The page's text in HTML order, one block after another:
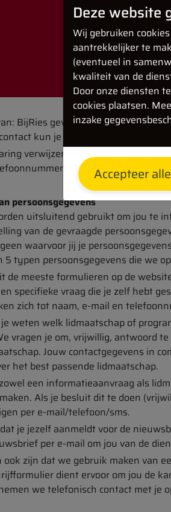
Deze website
Wij gebruiken
aantrekkelijker te
(eventueel in
kwaliteit van de
Door onze diensten
cookies plaatsen.
inzake
Accepteer
BijRies gevestigd aan de Bij
kun je mailen met
verwijzen naar
Dat doe je geheel
persoonsgegevens
uitsluitend gebruikt om jou te
van de gevraagde
waarvoor jij je
typen persoonsgegevens die we
de meeste formulieren op de
specifieke vraag die je zelf hebt
zich tot naam, e-mail en
weten welk lidmaatschap of
vragen je om, vrijwillig, antwoord
Jouw contactgegevens in
het best passende lidmaatschap.
een informatieaanvraag als
Als je besluit dit te doen
per e-mail/telefoon/sms.
je jezelf aanmeldt voor de
per e-mail om jou van de
zijn dat we gebruik maken van
dient ervoor om jou de
we telefonisch contact met